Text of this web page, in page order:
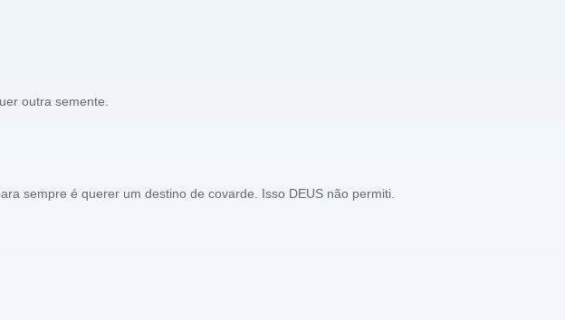
outra semente.
sempre é querer um destino de covarde. Isso DEUS não permiti.